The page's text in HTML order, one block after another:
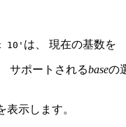
10' は、 現在の基数を
サポートされるbaseの
示します。